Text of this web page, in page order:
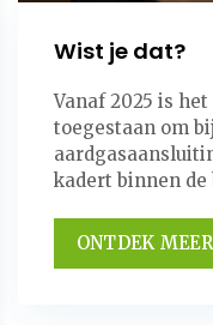
Wist je dat?
Vanaf 2025 is
toegestaan om
kadert binnen de
ONTDEK MEER